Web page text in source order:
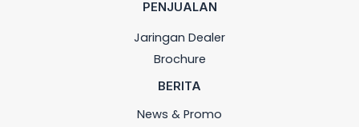
PENJUALAN
Jaringan Dealer
Brochure
BERITA
News & Promo